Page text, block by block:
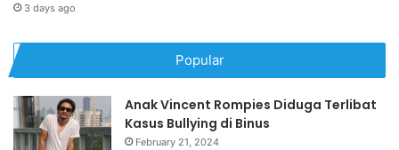
3 days ago
Popular
Anak Vincent Rompies Diduga Terlibat
Kasus Bullying di Binus
February 21, 2024